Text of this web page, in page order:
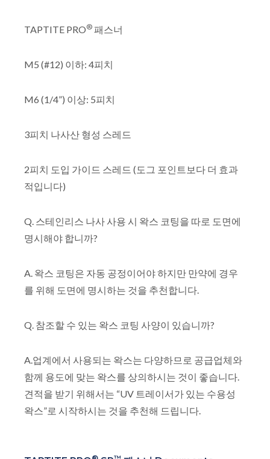
TAPTITE PRO® 패스너
M5 (#12) 이하: 4피치
M6 (1/4”) 이상: 5피치
3피치 나사산 형성 스레드
2피치 도입 가이드 스레드 (도그 포인트보다 더 효과
적입니다)
Q. 스테인리스 나사 사용 시 왁스 코팅을 따로 도면에
명시해야 합니까?
A. 왁스 코팅은 자동 공정이어야 하지만 만약에 경우
를 위해 도면에 명시하는 것을 추천합니다.
Q. 참조할 수 있는 왁스 코팅 사양이 있습니까?
A.업계에서 사용되는 왁스는 다양하므로 공급업체와
함께 용도에 맞는 왁스를 상의하시는 것이 좋습니다.
견적을 받기 위해서는 “UV 트레이서가 있는 수용성
왁스”로 시작하시는 것을 추천해 드립니다.